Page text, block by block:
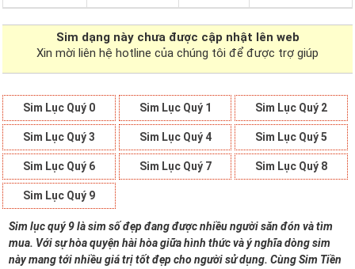
Sim dạng này chưa được cập nhật lên web
Xin mời liên hệ hotline của chúng tôi để được trợ giúp
Sim Lục Quý 0 Sim Lục Quý 1 Sim Lục Quý 2
Sim Lục Quý 3 Sim Lục Quý 4 Sim Lục Quý 5
Sim Lục Quý 6 Sim Lục Quý 7 Sim Lục Quý 8
Sim Lục Quý 9
Sim lục quý 9 là sim số đẹp đang được nhiều người săn đón và tìm
mua. Với sự hòa quyện hài hòa giữa hình thức và ý nghĩa dòng sim
này mang tới nhiều giá trị tốt đẹp cho người sử dụng. Cùng Sim Tiền